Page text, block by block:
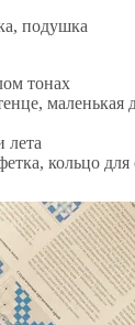
подушка
тонах
маленькая
лета
кольцо